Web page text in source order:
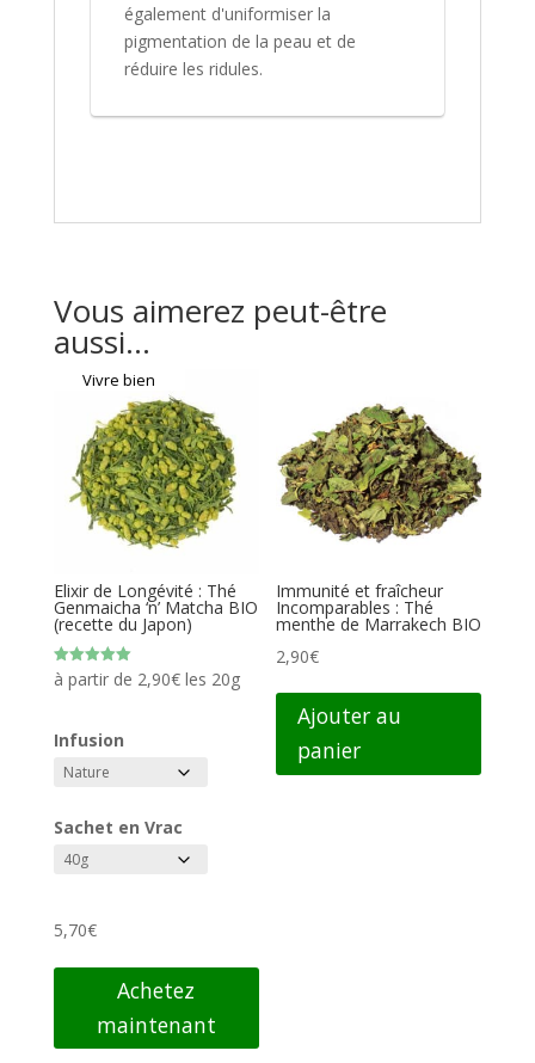
également d'uniformiser la
pigmentation de la peau et de
réduire les ridules.
Vous aimerez peut-être
aussi…
Vivre bien
Elixir de Longévité : Thé
Genmaicha ‘n’ Matcha BIO
(recette du Japon)
Note
5.00
à partir de 2,90€les 20g
Infusion
Sachet en Vrac
5,70€
Achetez
maintenant
Immunité et fraîcheur
Incomparables : Thé
menthe de Marrakech BIO
2,90€
Ajouter au
panier